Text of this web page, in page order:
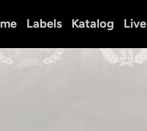
Labels Katalog Live